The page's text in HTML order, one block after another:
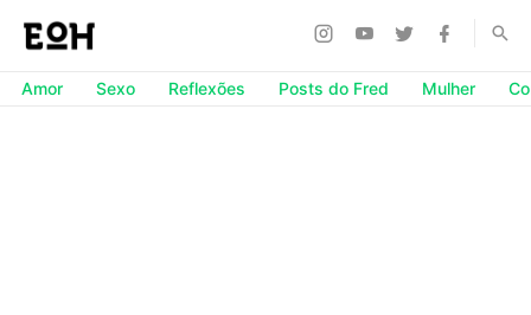
Amor Sexo Reflexões Posts do Fred Mulher